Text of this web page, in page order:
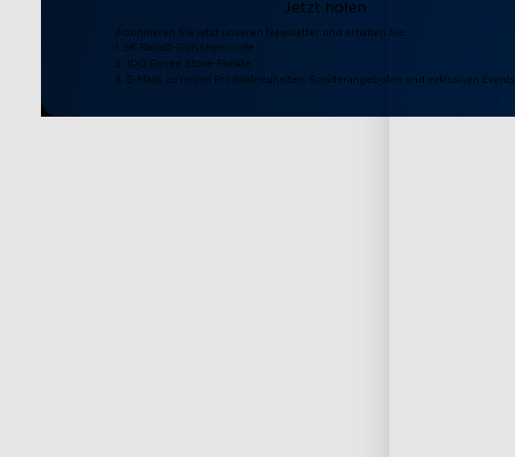
Jetzt holen
Abonnieren Sie jetzt unseren Newsletter und erhalten Sie:
1. 5€ Rabatt-Gutscheincode
2. 100 Govee Store-Punkte
3. E-Mails zu neuen Produktneuheiten, Sonderangeboten und exklusiven Events